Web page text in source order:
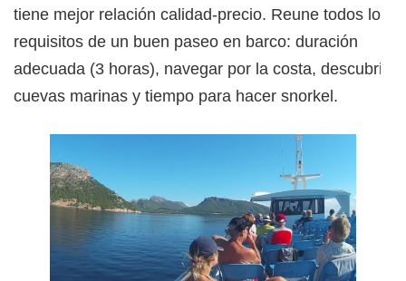
tiene mejor relación calidad-precio. Reune todos los
requisitos de un buen paseo en barco: duración
adecuada (3 horas), navegar por la costa, descubrir
cuevas marinas y tiempo para hacer snorkel.